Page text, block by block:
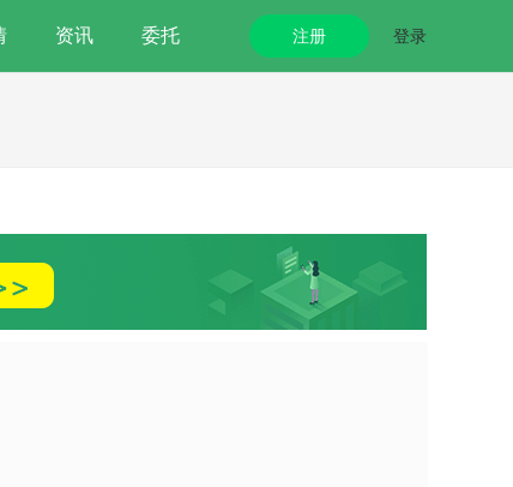
资讯 委托 注册 登录